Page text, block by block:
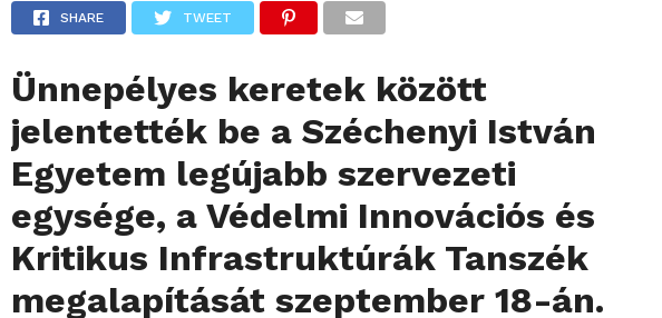
SHARE TWEET
Ünnepélyes keretek között
jelentették be a Széchenyi István
Egyetem legújabb szervezeti
egysége, a Védelmi Innovációs és
Kritikus Infrastruktúrák Tanszék
megalapítását szeptember 18-án.